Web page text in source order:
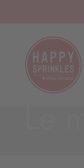
HAPPY SPRINKLES
Notre charmante